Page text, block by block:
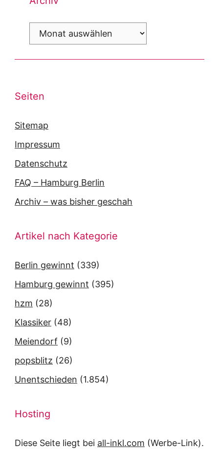
Archiv
Seiten
Sitemap
Impressum
Datenschutz
FAQ – Hamburg Berlin
Archiv – was bisher geschah
Artikel nach Kategorie
Berlin gewinnt (339)
Hamburg gewinnt (395)
hzm (28)
Klassiker (48)
Meiendorf (9)
popsblitz (26)
Unentschieden (1.854)
Hosting
Diese Seite liegt bei all-inkl.com (Werbe-Link).